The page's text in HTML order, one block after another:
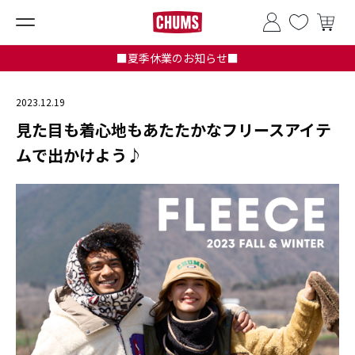
■夏季休業のお知らせ■
2023.12.19
見た目も着心地もあたたかなフリースアイテ
ムで出かけよう♪